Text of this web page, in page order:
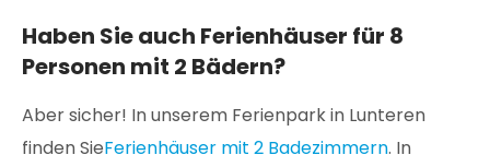
Haben Sie auch Ferienhäuser für 8
Personen mit 2 Bädern?
Aber sicher! In unserem Ferienpark in Lunteren
finden SieFerienhäuser mit 2 Badezimmern. In